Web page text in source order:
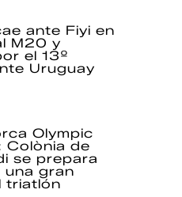
ante Fiyi en
M20 y
el 13º
Uruguay
Olympic
Colònia de
se prepara
una gran
triatlón